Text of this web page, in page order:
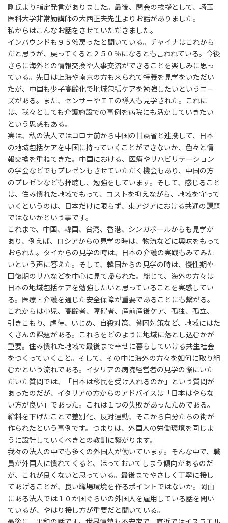
剛氏より指定発言がありました。最後、閉会の挨拶として、埼玉
医科大学非常勤講師の大西正夫先生よりお話がありました。
私からはこんなお話をさせていただきました。
インバウンドも９５％戻ったと聞いている。チャイナはこれから
だと思うが、戻ってくると２５０％になるとも言われている。今後
さらに海外との情報交換や人事交流ができることを楽しみに思っ
ている。先日は上海や南京の方も来られて特養を見学をいただい
たが、中国も少子高齢化で地域包括ケアを勉強したいというニー
ズがある。また、センサーやＩＴの導入も見学された。これに
は、我々としても介護施設での事例を病院にも活かしていきたい
という思惑もある。
実は、私の法人ではコロナ前から中国の甘粛省と連携して、日本
の地域包括ケアを中国に持っていくことができないか、色々と情
報交換を重ねてきた。中国における、医療やリハビリテーション
の学会などでもプレゼンもさせていただく機会もあり、中国の方
のプレゼンなども拝聴し、勉強をしています。そして、感じること
は、住み慣れた地域でもって、コストを抑えながら、地域を守って
いくというのは、日本だけに限らず、東アジアにおける共通の課題
ではないかという事です。
これまで、中国、韓国、台湾、香港、シンガポールからも見学が
あり、例えば、ロシアからの見学の時は、物流などに興味をもって
おられた。タイからの見学の時は、日本の介護の実践もみてみた
いという声に答えた。そして、韓国からの見学の時は、慢性期や
回復期のリハなどを中心に見て帰られた。総じて、海外の方々は
日本の地域包括ケアを勉強したいと思っていることを実感してい
る。医療・介護を通じた安全保障が重要であることにも繋がる。
これからは小児、高齢者、障碍者、産前産後ケア、孤独、孤立、
引きこもり、虐待、いじめ、自殺対策、貧困対策など、地域にはた
くさんの課題がある。これらをどのように地域に落とし込むかが
重要。住み慣れた地域で最後まで幸せに暮らしていける共生社会
をつくっていくこと。そして、その中に海外の方々を如何に取り組
むかという流れである。イタリアの病院経営者の見学の際にいた
だいた質問では、「日本は移民を受け入れるのか」という質問が
あったのだが、イタリアの方からのアドバイスは「日本はやらな
い方が良い」であった。これは１つの失敗があったためである。
給料を下げたことで差別化、反対運動、そこから自分たちの街が
作られたという事例です。つまりは、外国人の労働環境を同じよ
うに設計していくべきとの教訓に繋がります。
我々の法人の中でも多くの外国人が働いています。そんな中で、職
員が外国人に慣れてくると、ほっておいてしまう傾向があるのだ
が、これが良くないと思っている。最後までやさしく丁寧に接し
てあげることが、良い職場環境を作るポイントではないか。岡山
にある法人では１０か国ぐらいの外国人を雇用している話を聞い
ているが、やはり接し方が重要だと聞いている。